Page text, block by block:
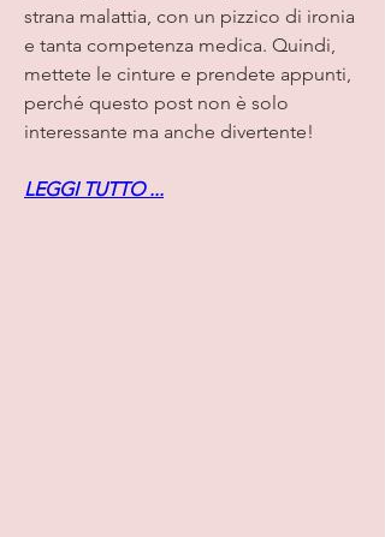
strana malattia, con un pizzico di ironia
e tanta competenza medica. Quindi,
mettete le cinture e prendete appunti,
perché questo post non è solo
interessante ma anche divertente!
LEGGI TUTTO ...